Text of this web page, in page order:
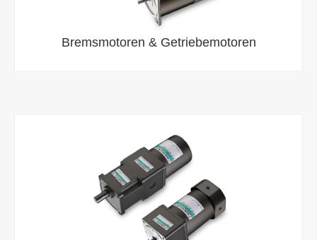
Bremsmotoren & Getriebemotoren